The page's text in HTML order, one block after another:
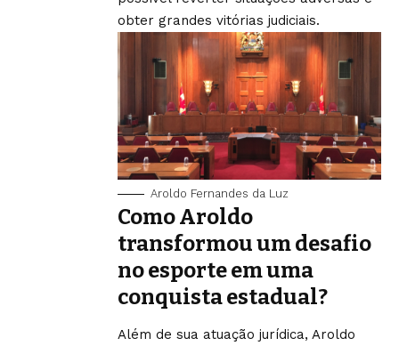
obter grandes vitórias judiciais.
Aroldo Fernandes da Luz
Como Aroldo
transformou um desafio
no esporte em uma
conquista estadual?
Além de sua atuação jurídica, Aroldo